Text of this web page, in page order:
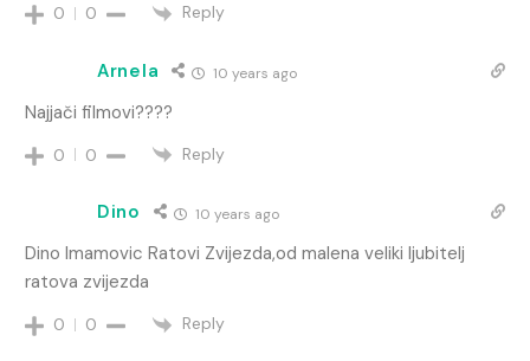
0 0 Reply
Arnela 10 years ago
Najjači filmovi????
0 0 Reply
Dino 10 years ago
Dino Imamovic Ratovi Zvijezda,od malena veliki ljubitelj
ratova zvijezda
0 0 Reply